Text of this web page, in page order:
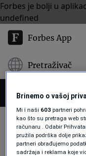
Forbes je bolji u
undefined
Forbes App
Pretraživač
SVINJSKA GRIPA
Brinemo o vašoj
Mi i naši 603 partneri
kao što su pretraga web
računaru . Odabir
pružila podrška dolje
partneri obrađujemo
sadržaja i reklama koje